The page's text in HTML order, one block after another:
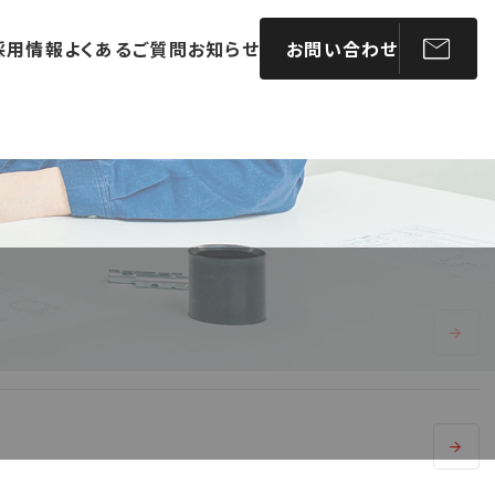
用情報よくあるご質問お知らせ お問い合わせ